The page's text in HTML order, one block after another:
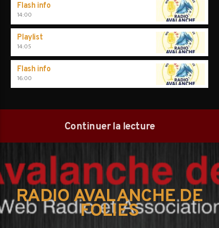
Flash info
14:00
Playlist
14:05
Flash info
16:00
Continuer la lecture
RADIO AVALANCHE DE
FOLIES